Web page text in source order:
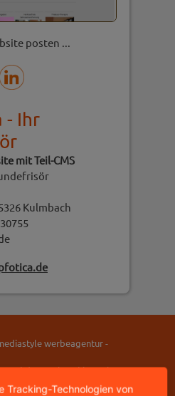
Tracking-Technologien von
posten ...
- Ihr
mit Teil-CMS
Kulmbach
werbeagentur -
|datenschutz|kontakt